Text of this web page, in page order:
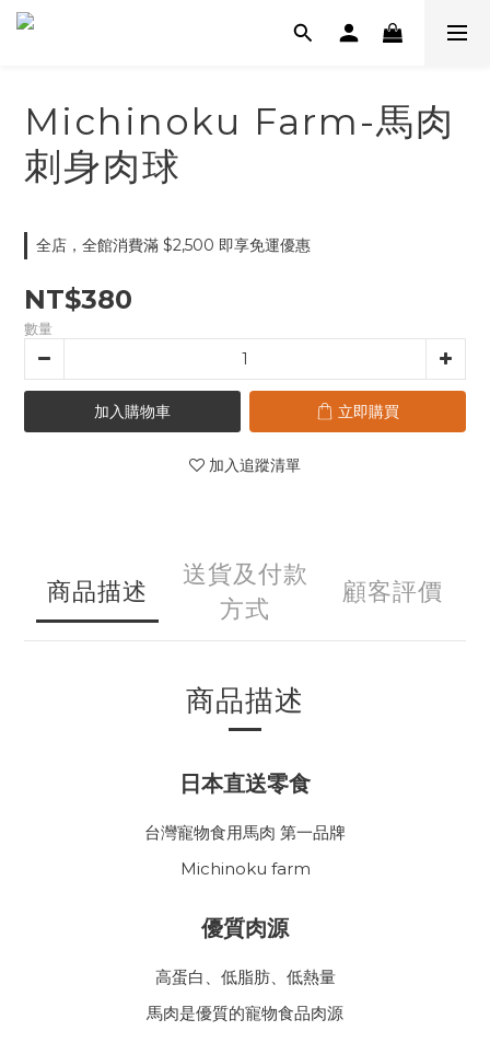
Michinoku Farm-馬肉
刺身肉球
全店，全館消費滿 $2,500 即享免運優惠
NT$380
數量
加入購物車 立即購買
加入追蹤清單
商品描述
送貨及付款
方式
顧客評價
商品描述
日本直送零食
台灣寵物食用馬肉 第一品牌
Michinoku farm
優質肉源
高蛋白、低脂肪、低熱量
馬肉是優質的寵物食品肉源